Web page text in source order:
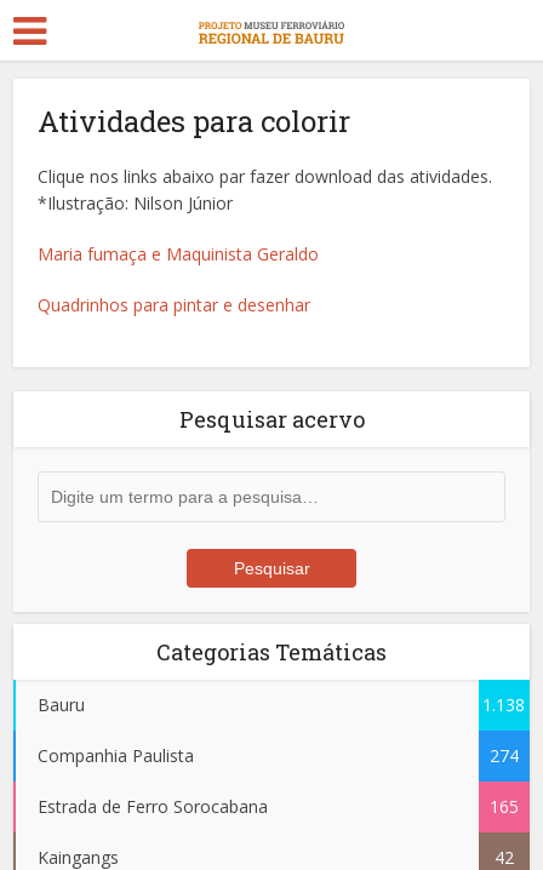
Atividades para colorir
Clique nos links abaixo par fazer download das atividades.
*Ilustração: Nilson Júnior
Maria fumaça e Maquinista Geraldo
Quadrinhos para pintar e desenhar
Pesquisar acervo
Categorias Temáticas
Bauru 1.138
Companhia Paulista 274
Estrada de Ferro Sorocabana 165
Kaingangs 42